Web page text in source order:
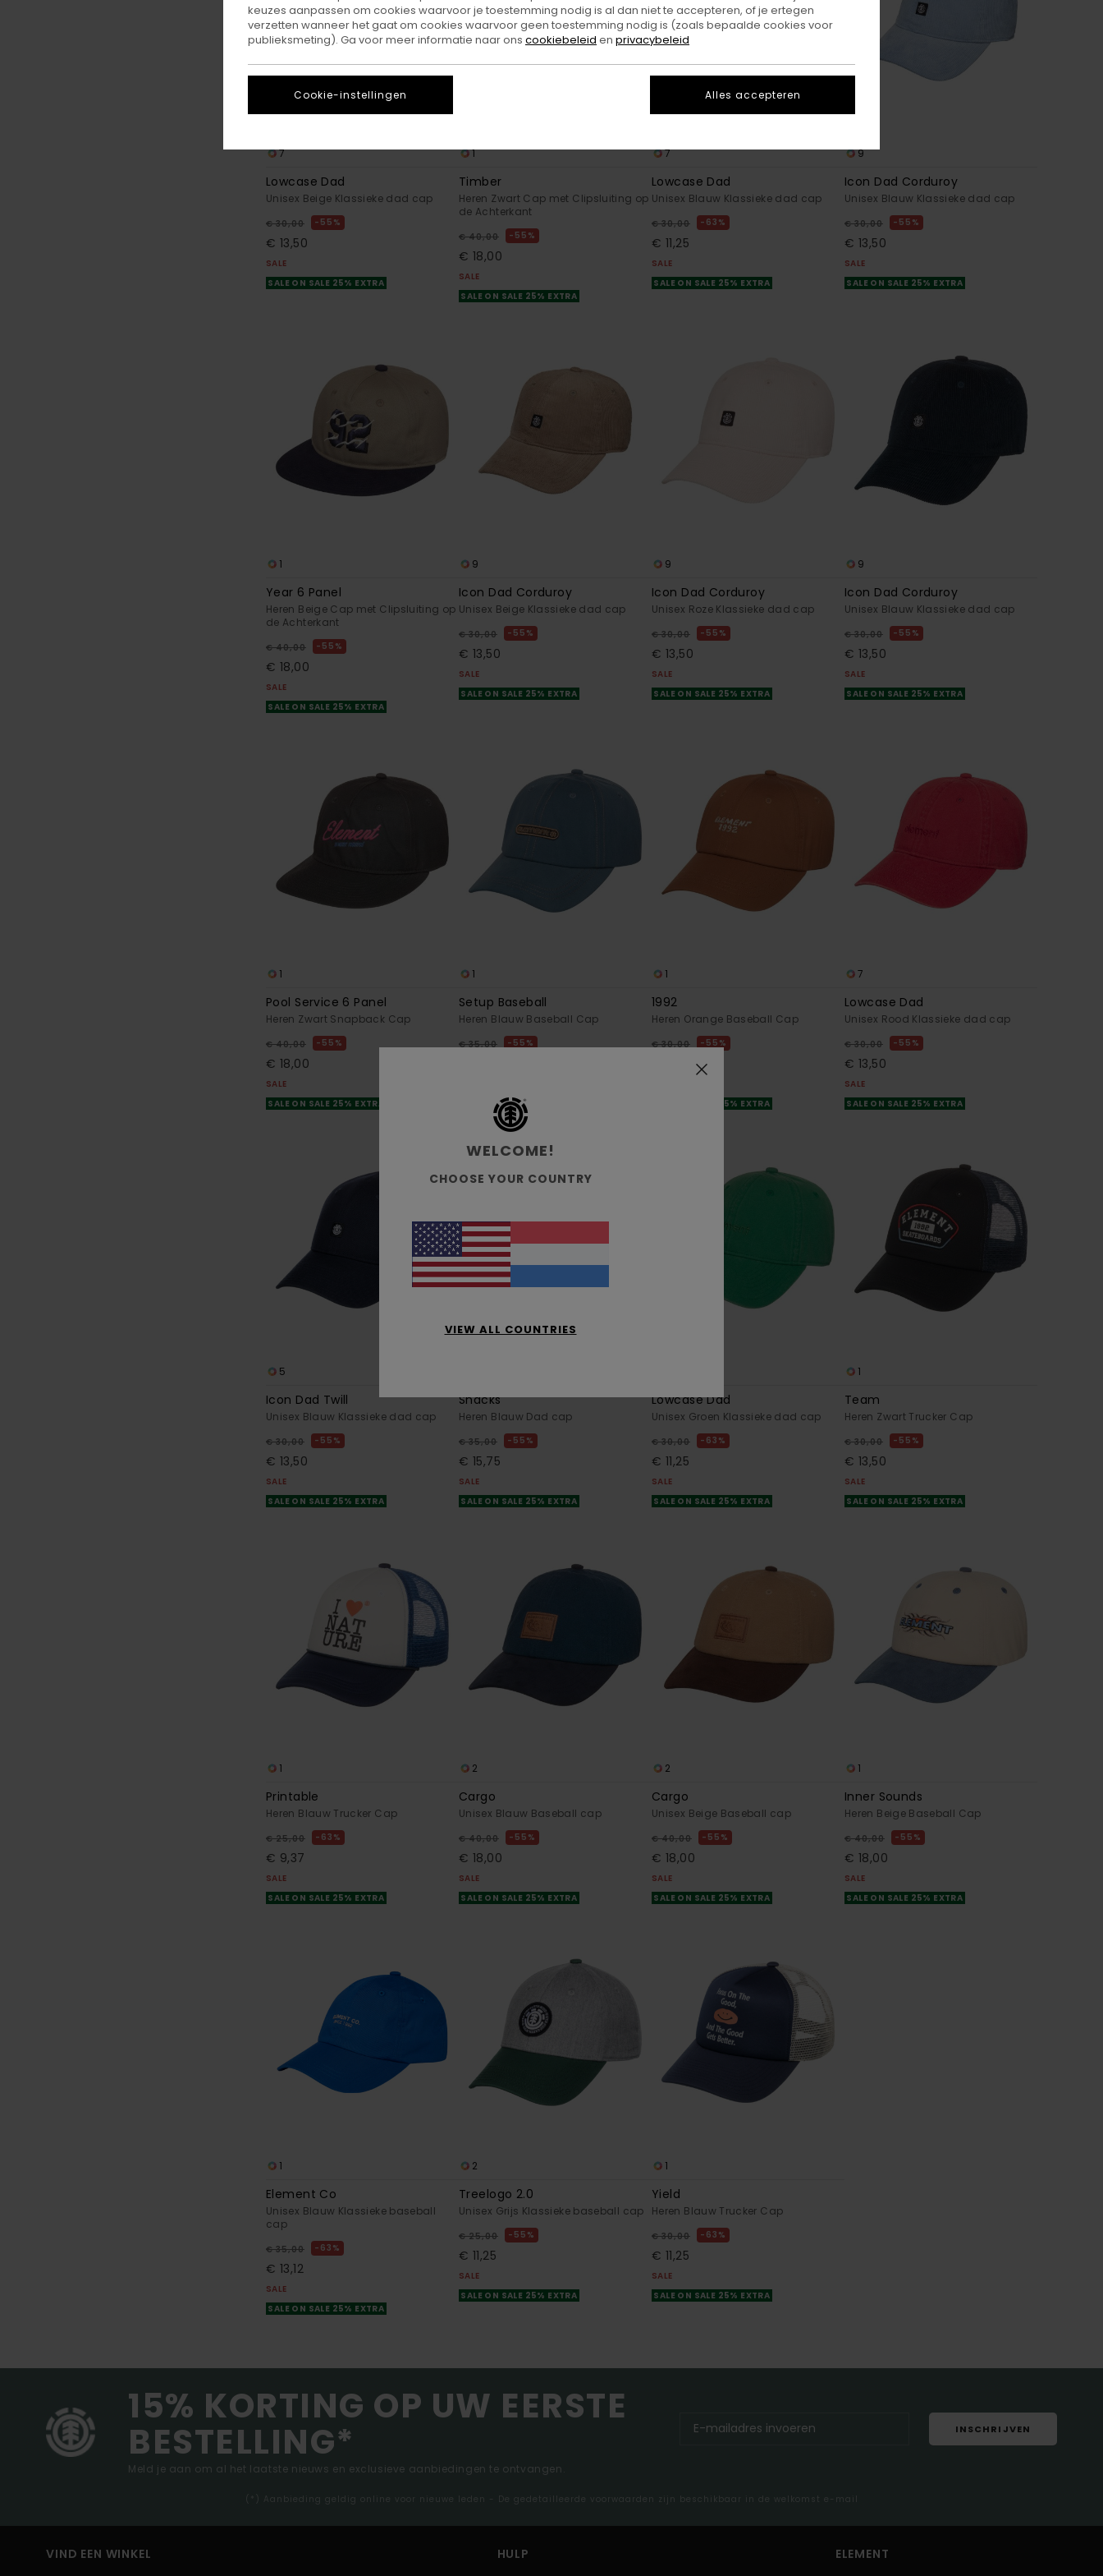
7
Lowcase Dad
Unisex Beige Klassieke dad cap
€ 30,00 55%
€ 13,50
SALE
SALE ON SALE 25% EXTRA
1
Timber
Heren Zwart Cap met Clipsluiting op
de Achterkant
€ 40,00 55%
€ 18,00
SALE
SALE ON SALE 25% EXTRA
7
Lowcase Dad
Unisex Blauw Klassieke dad cap
€ 30,00 63%
€ 11,25
SALE
SALE ON SALE 25% EXTRA
9
Icon Dad Corduroy
Unisex Blauw Klassieke dad cap
€ 30,00 55%
€ 13,50
SALE
SALE ON SALE 25% EXTRA
1
Year 6 Panel
Heren Beige Cap met Clipsluiting op
de Achterkant
€ 40,00 55%
€ 18,00
SALE
SALE ON SALE 25% EXTRA
9
Icon Dad Corduroy
Unisex Beige Klassieke dad cap
€ 30,00 55%
€ 13,50
SALE
SALE ON SALE 25% EXTRA
9
Icon Dad Corduroy
Unisex Roze Klassieke dad cap
€ 30,00 55%
€ 13,50
SALE
SALE ON SALE 25% EXTRA
9
Icon Dad Corduroy
Unisex Blauw Klassieke dad cap
€ 30,00 55%
€ 13,50
SALE
SALE ON SALE 25% EXTRA
1
Pool Service 6 Panel
Heren Zwart Snapback Cap
€ 40,00 55%
€ 18,00
SALE
SALE ON SALE 25% EXTRA
1
Setup Baseball
Heren Blauw Baseball Cap
€ 35,00 55%
SALE ON SALE 25% EXTRA
1
1992
Heren Orange Baseball Cap
€ 30,00 55%
SALE ON SALE 25% EXTRA
7
Lowcase Dad
Unisex Rood Klassieke dad cap
€ 30,00 55%
€ 13,50
SALE
SALE ON SALE 25% EXTRA
5
Icon Dad Twill
Unisex Blauw Klassieke dad cap
€ 30,00 55%
€ 13,50
SALE
SALE ON SALE 25% EXTRA
Snacks
Heren Blauw Dad cap
€ 35,00 55%
€ 15,75
SALE
SALE ON SALE 25% EXTRA
Lowcase Dad
Unisex Groen Klassieke dad cap
€ 30,00 63%
€ 11,25
SALE
SALE ON SALE 25% EXTRA
1
Team
Heren Zwart Trucker Cap
€ 30,00 55%
€ 13,50
SALE
SALE ON SALE 25% EXTRA
1
Printable
Heren Blauw Trucker Cap
€ 25,00 63%
€ 9,37
SALE
SALE ON SALE 25% EXTRA
2
Cargo
Unisex Blauw Baseball cap
€ 40,00 55%
€ 18,00
SALE
SALE ON SALE 25% EXTRA
2
Cargo
Unisex Beige Baseball cap
€ 40,00 55%
€ 18,00
SALE
SALE ON SALE 25% EXTRA
1
Inner Sounds
Heren Beige Baseball Cap
€ 40,00 55%
€ 18,00
SALE
SALE ON SALE 25% EXTRA
1
Element Co
Unisex Blauw Klassieke baseball
cap
€ 35,00 63%
€ 13,12
SALE
SALE ON SALE 25% EXTRA
2
Treelogo 2.0
Unisex Grijs Klassieke baseball cap
€ 25,00 55%
€ 11,25
SALE
SALE ON SALE 25% EXTRA
1
Yield
Heren Blauw Trucker Cap
€ 30,00 63%
€ 11,25
SALE
SALE ON SALE 25% EXTRA
15% KORTING OP UW EERSTE
BESTELLING*
Meld je aan om al het laatste nieuws en exclusieve aanbiedingen te ontvangen.
INSCHRIJVEN
(*) Aanbieding geldig online voor nieuwe leden - De gedetailleerde voorwaarden zijn beschikbaar in de welkomst e-mail
VIND EEN WINKEL HULP ELEMENT
WELCOME!
CHOOSE YOUR COUNTRY
VIEW ALL COUNTRIES
keuzes aanpassen om cookies waarvoor je toestemming nodig is al dan niet te accepteren, of je ertegen
verzetten wanneer het gaat om cookies waarvoor geen toestemming nodig is (zoals bepaalde cookies voor
publieksmeting). Ga voor meer informatie naar ons cookiebeleid en privacybeleid
Cookie-instellingen Alles accepteren